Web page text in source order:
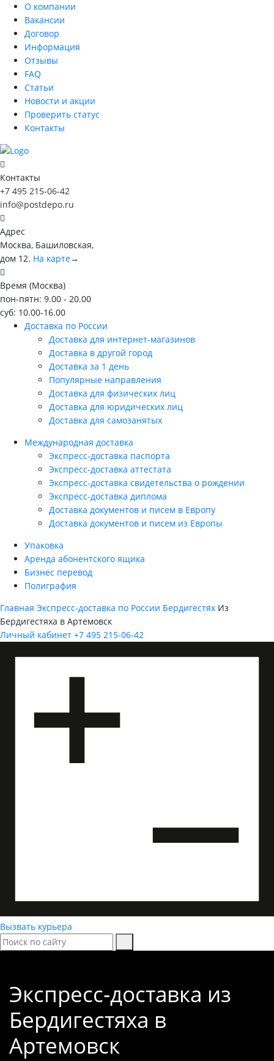
О компании
Вакансии
Договор
Информация
Отзывы
FAQ
Статьи
Новости и акции
Проверить статус
Контакты
Контакты
+7 495 215-06-42
info@postdepo.ru
Адрес
Москва, Башиловская,
дом 12. На карте→
Время (Москва)
пон-пятн: 9.00 - 20.00
суб: 10.00-16.00
Доставка по России
Доставка для интернет-магазинов
Доставка в другой город
Доставка за 1 день
Популярные направления
Доставка для физических лиц
Доставка для юридических лиц
Доставка для самозанятых
Международная доставка
Экспресс-доставка паспорта
Экспресс-доставка аттестата
Экспресс-доставка свидетельства о рождении
Экспресс-доставка диплома
Доставка документов и писем в Европу
Доставка документов и писем из Европы
Упаковка
Аренда абонентского ящика
Бизнес перевод
Полиграфия
Главная Экспресс-доставка по России Бердигестях Из
Бердигестяха в Артемовск
Личный кабинет +7 495 215-06-42
Вызвать курьера
Экспресс-доставка из
Бердигестяха в
Артемовск